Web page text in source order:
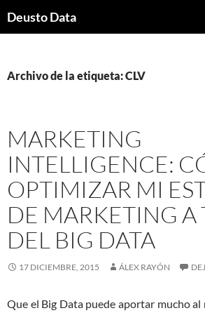
Deusto Data
Archivo de la etiqueta: CLV
MARKETING
INTELLIGENCE:
OPTIMIZAR MI
DE MARKETING A
DEL BIG DATA
17 DICIEMBRE, 2015 ÁLEX RAYÓN
Que el Big Data puede aportar mucho